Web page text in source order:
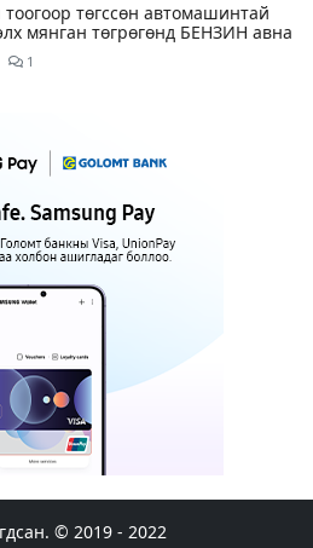
төгссөн автомашинтай
мянган төгрөгөнд БЕНЗИН авна
1
баяр”-ын өдөр
31 хэм дулаан байна
31 хэм дулаан байна
борлуулсан хоёр зөрчлийг
байна© 2019 - 2022